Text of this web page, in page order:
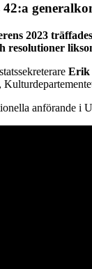
2023
resolutioner
Erik
anförande i